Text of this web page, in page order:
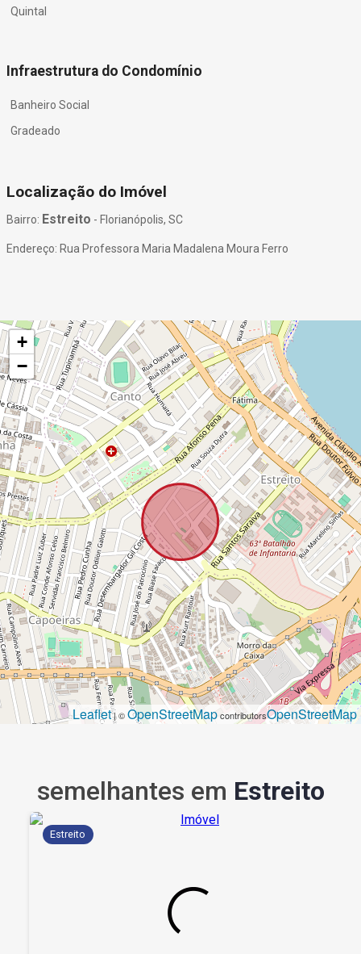
Quintal
Infraestrutura do Condomínio
Banheiro Social
Gradeado
Localização do Imóvel
Bairro: Estreito - Florianópolis, SC
Endereço: Rua Professora Maria Madalena Moura Ferro
+
−
Leaflet| ©OpenStreetMapcontributorsOpenStreetMap
semelhantes em Estreito
Estreito